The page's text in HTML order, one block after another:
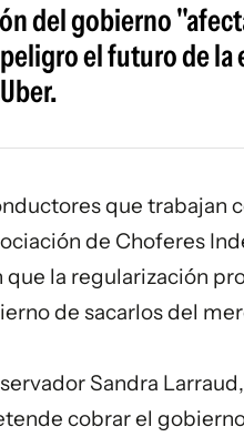
del gobierno
el futuro de
que trabajan
de Choferes
la regularización
de sacarlos del
Sandra
cobrar el